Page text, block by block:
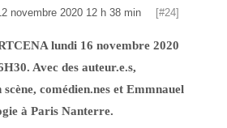
novembre 2020 12 h 38 min [#24]
lundi 16 novembre 2020
Avec des auteur.e.s,
comédien.nes et Emmnauel
à Paris Nanterre.